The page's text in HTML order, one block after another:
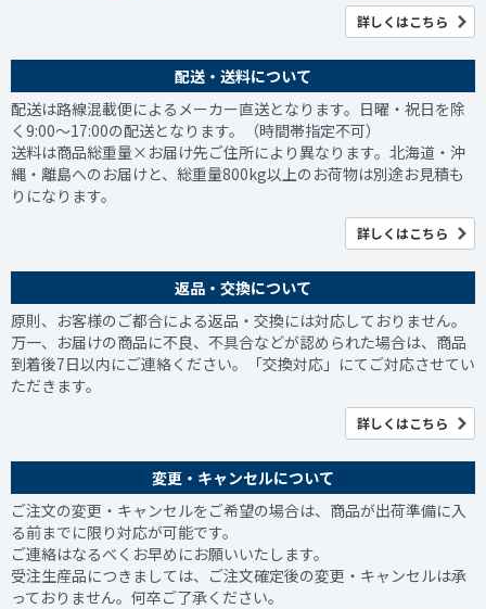
詳しくはこちら
配送・送料について
配送は路線混載便によるメーカー直送となります。日曜・祝日を除
く9:00～17:00の配送となります。（時間帯指定不可）
送料は商品総重量×お届け先ご住所により異なります。北海道・沖
縄・離島へのお届けと、総重量800kg以上のお荷物は別途お見積も
りになります。
詳しくはこちら
返品・交換について
原則、お客様のご都合による返品・交換には対応しておりません。
万一、お届けの商品に不良、不具合などが認められた場合は、商品
到着後7日以内にご連絡ください。「交換対応」にてご対応させてい
ただきます。
詳しくはこちら
変更・キャンセルについて
ご注文の変更・キャンセルをご希望の場合は、商品が出荷準備に入
る前までに限り対応が可能です。
ご連絡はなるべくお早めにお願いいたします。
受注生産品につきましては、ご注文確定後の変更・キャンセルは承
っておりません。何卒ご了承ください。